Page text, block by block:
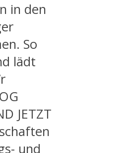
in den
So
lädt
JETZT
und